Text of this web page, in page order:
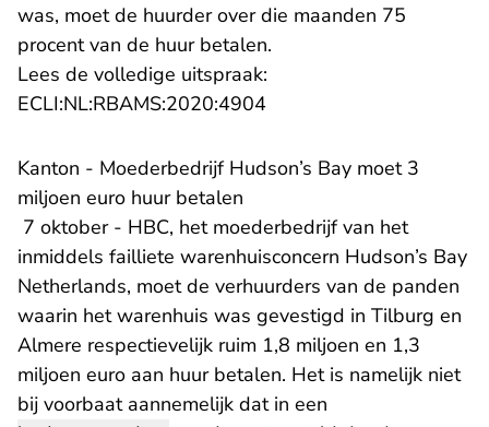
was, moet de huurder over die maanden 75
procent van de huur betalen.
Lees de volledige uitspraak:
ECLI:NL:RBAMS:2020:4904- U verlaat
Kanton - Moederbedrijf Hudson’s Bay moet 3
miljoen euro huur betalen
7 oktober - HBC, het moederbedrijf van het
inmiddels failliete warenhuisconcern Hudson’s Bay
Netherlands, moet de verhuurders van de panden
waarin het warenhuis was gevestigd in Tilburg en
Almere respectievelijk ruim 1,8 miljoen en 1,3
miljoen euro aan huur betalen. Het is namelijk niet
bij voorbaat aannemelijk dat in een